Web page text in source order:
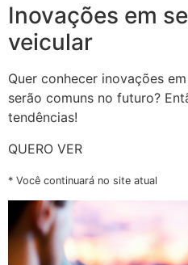
Inovações em
veicular
Quer conhecer inovações
serão comuns no futuro?
tendências!
QUERO VER
* Você continuará no site atual